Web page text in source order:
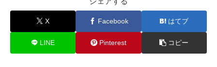
X Facebook はてブ
LINE Pinterest コピー